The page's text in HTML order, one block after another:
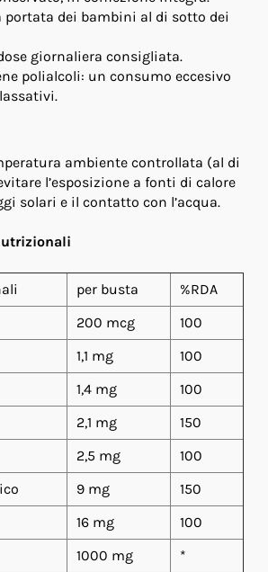
portata dei bambini al di sotto dei
giornaliera consigliata.
polialcoli: un consumo eccesivo
ambiente controllata (al di
l’esposizione a fonti di calore
solari e il contatto con l’acqua.
per busta
%RDA
200 mcg
100
1,1 mg
100
1,4 mg
100
2,1 mg
150
2,5 mg
100
9 mg
150
16 mg
100
1000 mg
*